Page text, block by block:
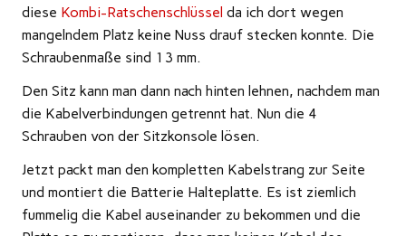
diese Kombi-Ratschenschlüssel da ich dort wegen
mangelndem Platz keine Nuss drauf stecken konnte. Die
Schraubenmaße sind 13 mm.
Den Sitz kann man dann nach hinten lehnen, nachdem man
die Kabelverbindungen getrennt hat. Nun die 4
Schrauben von der Sitzkonsole lösen.
Jetzt packt man den kompletten Kabelstrang zur Seite
und montiert die Batterie Halteplatte. Es ist ziemlich
fummelig die Kabel auseinander zu bekommen und die